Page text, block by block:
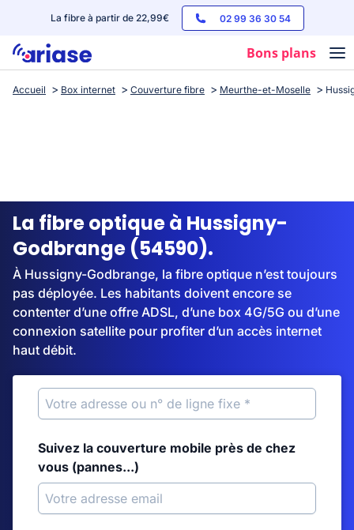
La fibre à partir de 22,99€ 02 99 36 30 54
Bons plans
Box internet
Streaming
Accueil Box internet Couverture fibre Meurthe-et-Moselle
La fibre optique à Hussigny-
Godbrange (54590).
À Hussigny-Godbrange, la fibre optique n’est toujours
pas déployée. Les habitants doivent encore se
contenter d’une offre ADSL, d’une box 4G/5G ou d’une
connexion satellite pour profiter d’un accès internet
haut débit.
Suivez la couverture mobile près de chez
vous (pannes...)